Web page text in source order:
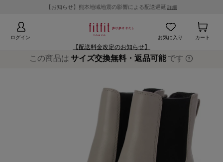
【お知らせ】熊本地域地震の影響による配送遅延 詳細
ログイン お気に入り カート
【配送料金改定のお知らせ】
この商品は サイズ交換無料・返品可能です